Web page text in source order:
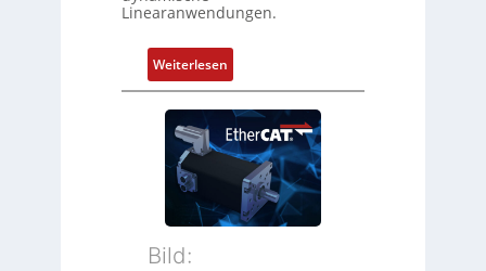
n
d
Z
u
s
t
a
s
i
r
t
P
o
s
i
Linearanwendungen.
Weiterlesen:
N
e
u
e
u
Bild: